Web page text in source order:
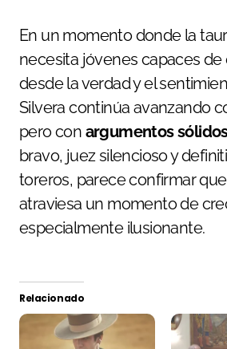
En un momento donde la
necesita jóvenes capaces
desde la verdad y el
Silvera continúa avanzando
pero con argumentos
bravo, juez silencioso y
toreros, parece confirmar
atraviesa un momento de
especialmente ilusionante.
Relacionado